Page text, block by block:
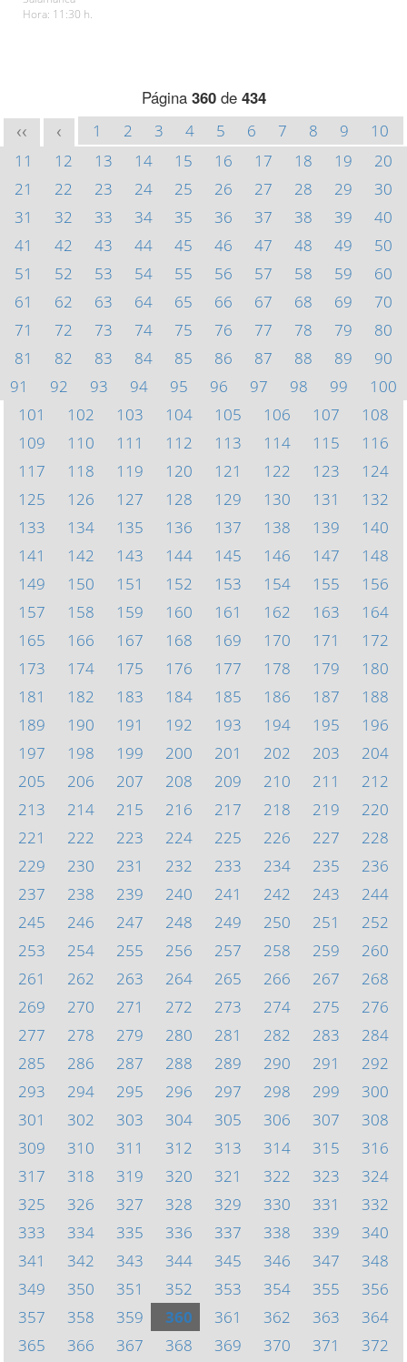
Hora: 11:30 h.
Página 360de 434
<< < 1 2 3 4 5 6 7 8 9
10
11
12 13 14 15 16 17 18 19
20
21
22 23 24 25 26 27 28 29
30
31
32 33 34 35 36 37 38 39
40
41
42 43 44 45 46 47 48 49
50
51
52 53 54 55 56 57 58 59
60
61
62 63 64 65 66 67 68 69
70
71
72 73 74 75 76 77 78 79
80
81
82 83 84 85 86 87 88 89
90
91
92 93 94 95 96 97 98 99
100
101
102 103 104 105 106 107
108
109
110 111 112 113 114 115
116
117
118 119 120 121 122 123
124
125
126 127 128 129 130 131
132
133
134 135 136 137 138 139
140
141
142 143 144 145 146 147
148
149
150 151 152 153 154 155
156
157
158 159 160 161 162 163
164
165
166 167 168 169 170 171
172
173
174 175 176 177 178 179
180
181
182 183 184 185 186 187
188
189
190 191 192 193 194 195
196
197
198 199 200 201 202 203
204
205
206 207 208 209 210 211
212
213
214 215 216 217 218 219
220
221
222 223 224 225 226 227
228
229
230 231 232 233 234 235
236
237
238 239 240 241 242 243
244
245
246 247 248 249 250 251
252
253
254 255 256 257 258 259
260
261
262 263 264 265 266 267
268
269
270 271 272 273 274 275
276
277
278 279 280 281 282 283
284
285
286 287 288 289 290 291
292
293
294 295 296 297 298 299
300
301
302 303 304 305 306 307
308
309
310 311 312 313 314 315
316
317
318 319 320 321 322 323
324
325
326 327 328 329 330 331
332
333
334 335 336 337 338 339
340
341
342 343 344 345 346 347
348
349
350 351 352 353 354 355
356
357
358 359 360 361 362 363
364
365
366 367 368 369 370 371 372